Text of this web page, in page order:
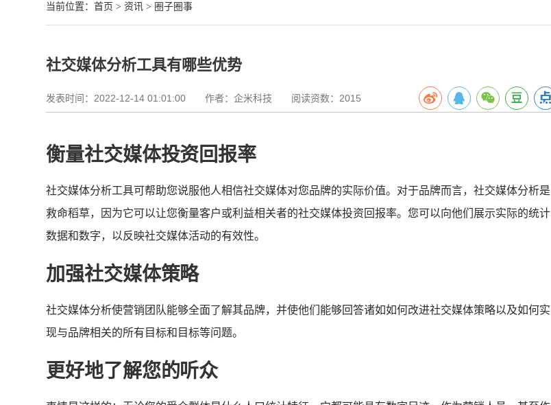
当前位置：首页 资讯 圈子圈事
社交媒体分析工具有哪些优势
发表时间：2022-12-14 01:01:00作者：企米科技 阅读资数：2015
衡量社交媒体投资回报率
社交媒体分析工具可帮助您说服他人相信社交媒体对您品牌的实际价值。 对于品牌而言，社交媒体分析是
救命稻草，因为它可以让您衡量客户或利益相关者的社交媒体投资回报率。您可以向他们展示实际的统计
数据和数字，以反映社交媒体活动的有效性。
加强社交媒体策略
社交媒体分析使营销团队能够全面了解其品牌，并使他们能够回答诸如如何改进社交媒体策略以及如何实
现与品牌相关的所有目标和目标等问题。
更好地了解您的听众